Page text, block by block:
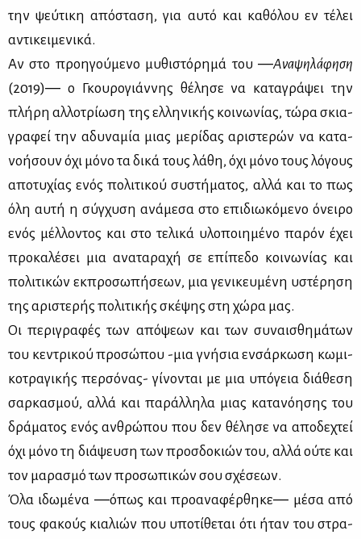
την ψεύ­τι­κη από­στα­ση, για αυ­τό και κα­θό­λου εν τέ­λει
αντι­κει­με­νι­κά.
Αν στο προη­γού­με­νο μυ­θι­στό­ρη­μά του ―Ανα­ψη­λά­φη­ση
(2019)― ο Γκου­ρο­γιάν­νης θέ­λη­σε να κα­τα­γρά­ψει την
πλή­ρη αλ­λο­τρί­ω­ση της ελ­λη­νι­κής κοι­νω­νί­ας, τώ­ρα σκια­
γρα­φεί την αδυ­να­μία μιας με­ρί­δας αρι­στε­ρών να κα­τα­
νο­ή­σουν όχι μό­νο τα δι­κά τους λά­θη, όχι μό­νο τους λό­γους
απο­τυ­χί­ας ενός πο­λι­τι­κού συ­στή­μα­τος, αλ­λά και το πως
όλη αυ­τή η σύγ­χυ­ση ανά­με­σα στο επι­διω­κό­με­νο όνει­ρο
ενός μέλ­λο­ντος και στο τε­λι­κά υλο­ποι­η­μέ­νο πα­ρόν έχει
προ­κα­λέ­σει μια ανα­τα­ρα­χή σε επί­πε­δο κοι­νω­νί­ας και
πο­λι­τι­κών εκ­προ­σω­πή­σε­ων, μια γε­νι­κευ­μέ­νη υστέ­ρη­ση
της αρι­στε­ρής πο­λι­τι­κής σκέ­ψης στη χώ­ρα μας.
Οι πε­ρι­γρα­φές των από­ψε­ων και των συ­ναι­σθη­μά­των
του κε­ντρι­κού προ­σώ­που -μια γνή­σια εν­σάρ­κω­ση κω­μι­
κο­τρα­γι­κής περ­σό­νας- γί­νο­νται με μια υπό­γεια διά­θε­ση
σαρ­κα­σμού, αλ­λά και πα­ράλ­λη­λα μιας κα­τα­νό­η­σης του
δρά­μα­τος ενός αν­θρώ­που που δεν θέ­λη­σε να απο­δε­χτεί
όχι μό­νο τη διά­ψευ­ση των προσ­δο­κιών του, αλ­λά ού­τε και
τον μα­ρα­σμό των προ­σω­πι­κών σου σχέ­σε­ων.
Όλα ιδω­μέ­να ―όπως και προ­α­να­φέρ­θη­κε― μέ­σα από
τους φα­κούς κια­λιών που υπο­τί­θε­ται ότι ήταν του στρα­